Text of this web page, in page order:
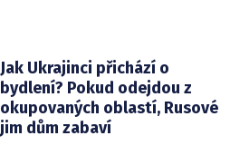
Jak Ukrajinci přichází o
bydlení? Pokud odejdou z
okupovaných oblastí, Rusové
jim dům zabaví